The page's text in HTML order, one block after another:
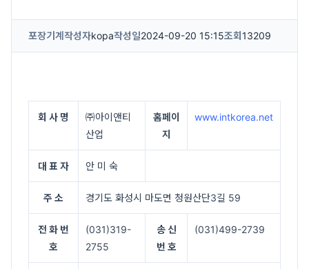
포장기계 작성자kopa작성일2024-09-20 15:15조회 13209
회 사 명
㈜아이앤티
산업
홈페이
지
www.intkorea.net
대 표 자 안 미 숙
주 소 경기도 화성시 마도면 청원산단3길 59
전 화 번
호
(031)319-
2755
송 신
번 호
(031)499-2739